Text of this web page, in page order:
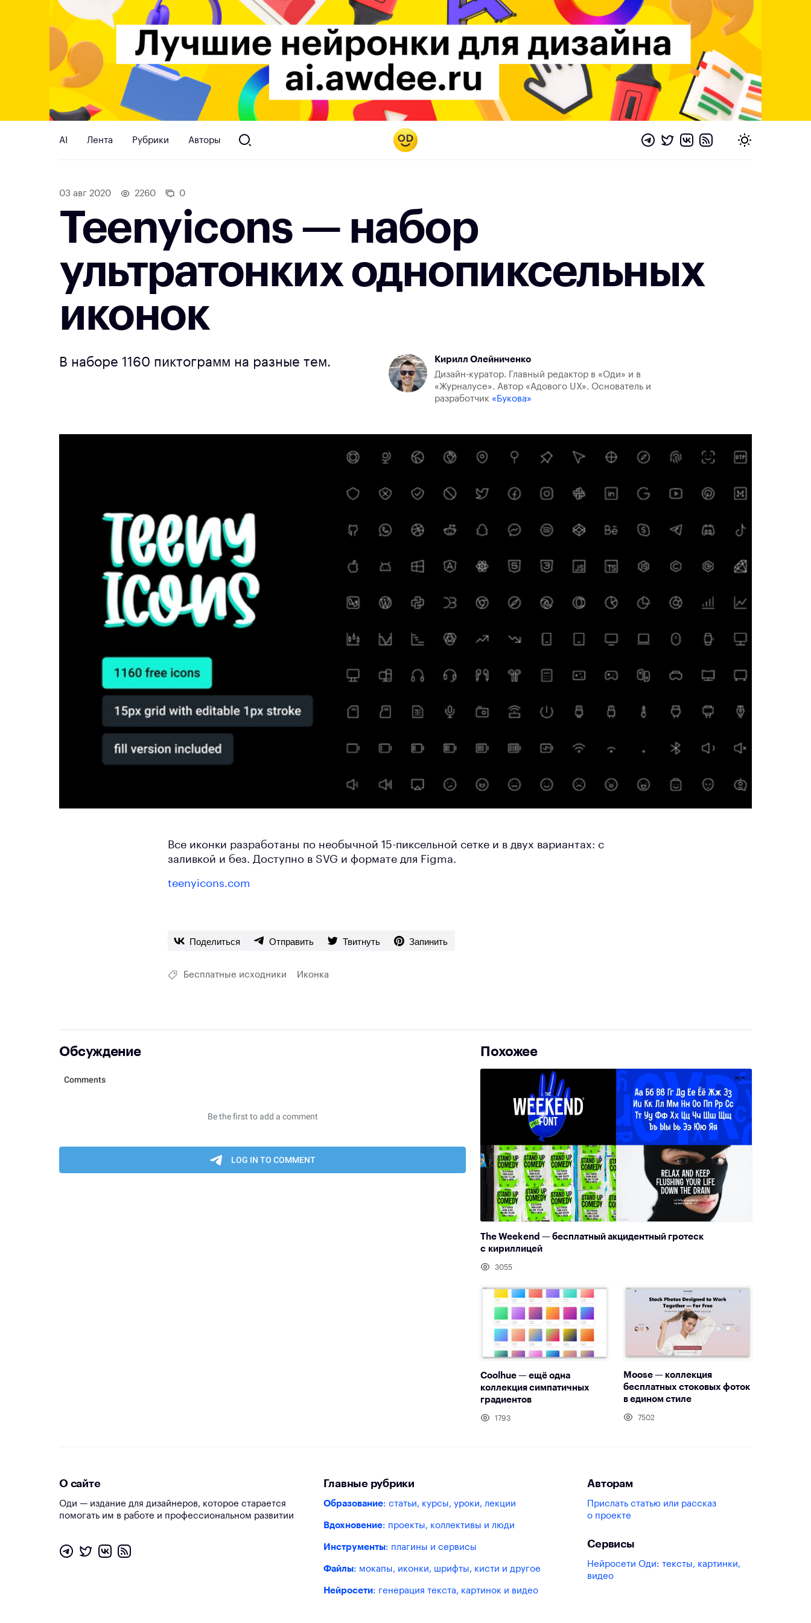
AI Лента Рубрики Авторы
03 авг 2020 2260 0
Teenyicons — набор
ультратонких однопиксельных
иконок
В наборе 1160 пиктограмм на разные тем.
Кирилл Олейниченко
Дизайн-куратор. Главный редактор в «Оди» и в
«Журналусе». Автор «Адового UX». Основатель и
разработчик «Букова»
Все иконки разработаны по необычной 15-пиксельной сетке и в двух вариантах: с
заливкой и без. Доступно в SVG и формате для Figma.
teenyicons.com
Поделиться Отправить Твитнуть Запинить
Бесплатные исходники Иконка
Обсуждение Похожее
The Weekend — бесплатный акцидентный гротеск
с кириллицей
3055
Coolhue — ещё одна
коллекция симпатичных
градиентов
1793
Moose — коллекция
бесплатных стоковых фоток
в едином стиле
7502
О сайте
Оди — издание для дизайнеров, которое старается
помогать им в работе и профессиональном развитии
Главные рубрики
Образование: статьи, курсы, уроки, лекции
Вдохновение: проекты, коллективы и люди
Инструменты: плагины и сервисы
Файлы: мокапы, иконки, шрифты, кисти и другое
Нейросети: генерация текста, картинок и видео
Авторам
Прислать статью или рассказ
о проекте
Сервисы
Нейросети Оди: тексты, картинки,
видео